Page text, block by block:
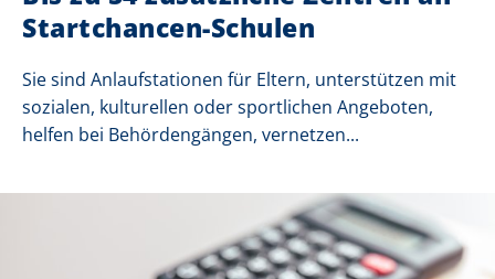
Startchancen-Schulen
Sie sind Anlaufstationen für Eltern, unterstützen mit
sozialen, kulturellen oder sportlichen Angeboten,
helfen bei Behördengängen, vernetzen...